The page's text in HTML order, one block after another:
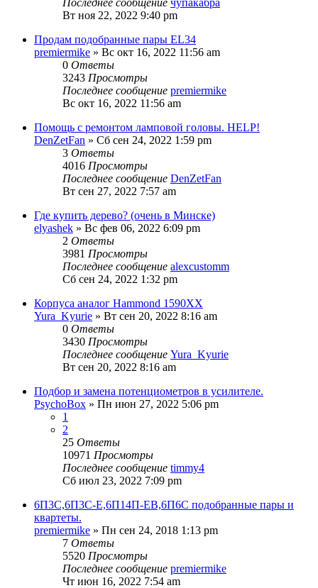
Вт ноя 22, 2022 9:40 pm
Продам подобранные пары EL34
premiermike » Вс окт 16, 2022 11:56 am
0 Ответы
3243 Просмотры
Последнее сообщение premiermike
Вс окт 16, 2022 11:56 am
Помощь с ремонтом ламповой головы. HELP!
DenZetFan » Сб сен 24, 2022 1:59 pm
3 Ответы
4016 Просмотры
Последнее сообщение DenZetFan
Вт сен 27, 2022 7:57 am
Где купить дерево? (очень в Минске)
elyashek » Вс фев 06, 2022 6:09 pm
2 Ответы
3981 Просмотры
Последнее сообщение alexcustomm
Сб сен 24, 2022 1:32 pm
Корпуса аналог Hammond 1590XX
Yura_Kyurie » Вт сен 20, 2022 8:16 am
0 Ответы
3430 Просмотры
Последнее сообщение Yura_Kyurie
Вт сен 20, 2022 8:16 am
Подбор и замена потенциометров в усилителе.
PsychoBox » Пн июн 27, 2022 5:06 pm
1
2
25 Ответы
10971 Просмотры
Последнее сообщение timmy4
Сб июл 23, 2022 7:09 pm
6П3С,6П3С-Е,6П14П-ЕВ,6П6С подобранные пары и
квартеты.
premiermike » Пн сен 24, 2018 1:13 pm
7 Ответы
5520 Просмотры
Последнее сообщение premiermike
Чт июн 16, 2022 7:54 am